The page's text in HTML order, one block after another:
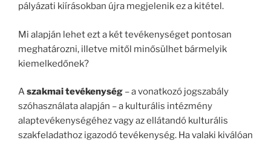
pályázati kiírásokban újra megjelenik ez a kitétel.
Mi alapján lehet ezt a két tevékenységet pontosan
meghatározni, illetve mitől minősülhet bármelyik
kiemelkedőnek?
Aszakmai tevékenység – a vonatkozó jogszabály
szóhasználata alapján – a kulturális intézmény
alaptevékenységéhez vagy az ellátandó kulturális
szakfeladathoz igazodó tevékenység. Ha valaki kiválóan